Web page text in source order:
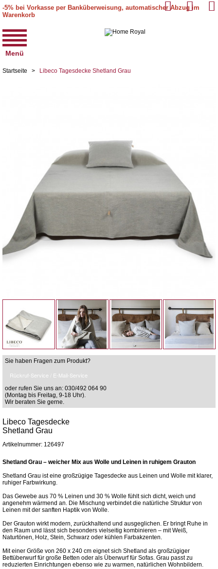
-5% bei Vorkasse per Banküberweisung, automatischer Abzug im
Warenkorb
Menü
Startseite > Libeco Tagesdecke Shetland Grau
Sie haben Fragen zum Produkt?
Rückruf-Service / E-Mail-Service
oder rufen Sie uns an: 030/492 064 90
(Montag bis Freitag, 9-18 Uhr).
Wir beraten Sie gerne.
Libeco Tagesdecke
Shetland Grau
Artikelnummer: 126497
Shetland Grau – weicher Mix aus Wolle und Leinen in ruhigem Grauton
Shetland Grau ist eine großzügige Tagesdecke aus Leinen und Wolle mit klarer,
ruhiger Farbwirkung.
Das Gewebe aus 70 % Leinen und 30 % Wolle fühlt sich dicht, weich und
angenehm wärmend an. Die Mischung verbindet die natürliche Struktur von
Leinen mit der sanften Haptik von Wolle.
Der Grauton wirkt modern, zurückhaltend und ausgeglichen. Er bringt Ruhe in
den Raum und lässt sich besonders vielseitig kombinieren – mit Weiß,
Naturtönen, Holz, Stein, Schwarz oder kühlen Farbakzenten.
Mit einer Größe von 260 x 240 cm eignet sich Shetland als großzügiger
Bettüberwurf für große Betten oder als Überwurf für Sofas. Grau passt zu
reduzierten Einrichtungen ebenso wie zu warmen, natürlichen Wohnbildern.